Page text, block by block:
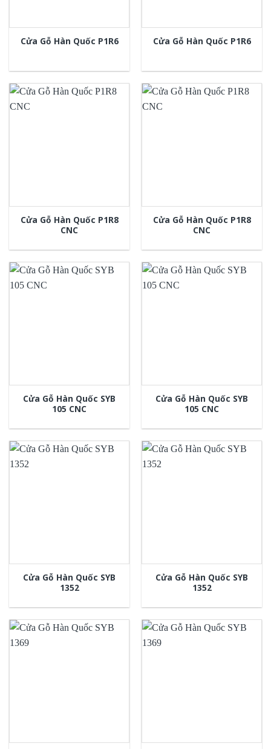
Cửa Gỗ Hàn Quốc P1R6 Cửa Gỗ Hàn Quốc P1R6
Cửa Gỗ Hàn Quốc P1R8
CNC
Cửa Gỗ Hàn Quốc P1R8
CNC
Cửa Gỗ Hàn Quốc SYB
105 CNC
Cửa Gỗ Hàn Quốc SYB
105 CNC
Cửa Gỗ Hàn Quốc SYB
1352
Cửa Gỗ Hàn Quốc SYB
1352